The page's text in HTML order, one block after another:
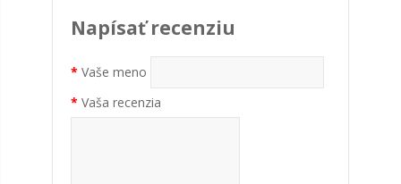
Napísať recenziu
Vaše meno
Vaša recenzia